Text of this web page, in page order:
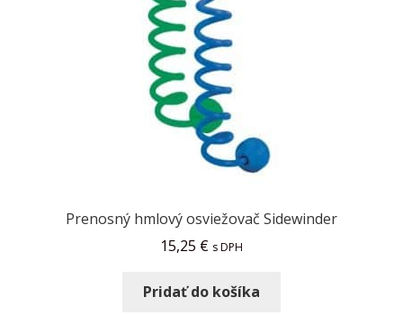
Prenosný hmlový osviežovač Sidewinder
15,25 € s DPH
Pridať do košíka